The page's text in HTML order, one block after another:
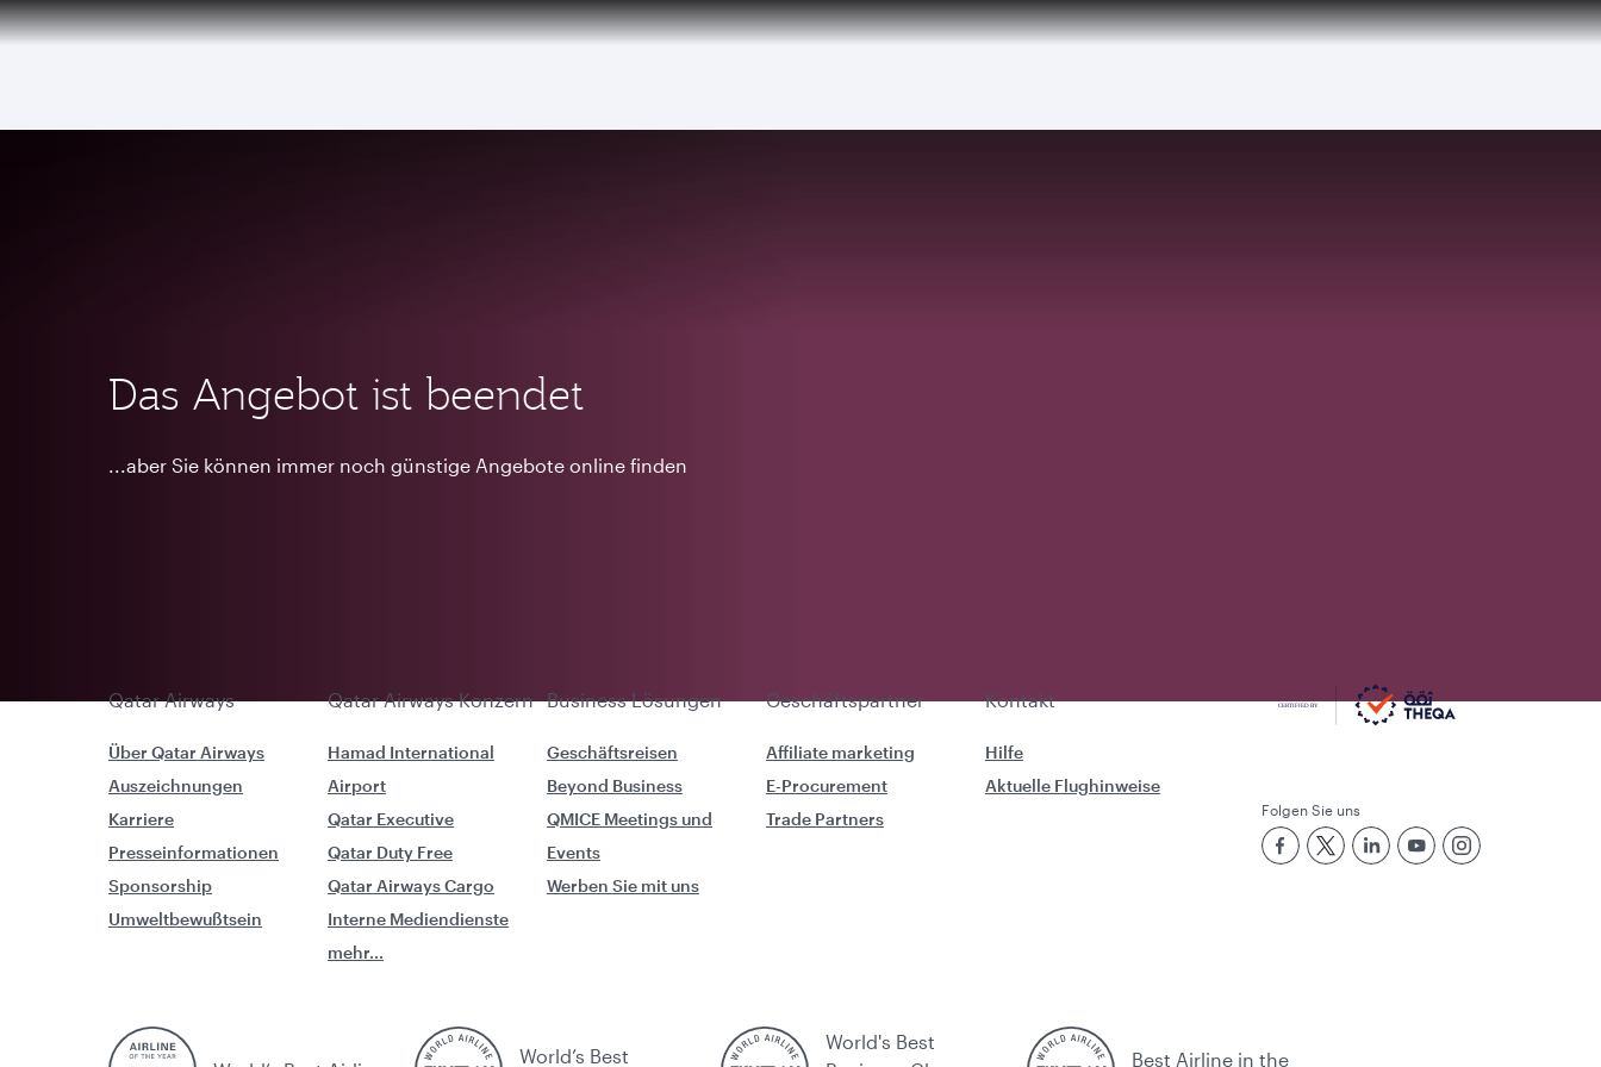
6 August 2026: Qatar Airways flight resumption to Bahrain (BAH), Erbil (EBL), and Kuwait (KWI)
Das Angebot ist beendet
...aber Sie können immer noch günstige Angebote online finden
Qatar Airways Qatar Airways Konzern Business Lösungen Geschäftspartner Kontakt
Über Qatar Airways
Auszeichnungen
Karriere
Presseinformationen
Sponsorship
Umweltbewußtsein
Hamad International
Airport
Qatar Executive
Qatar Duty Free
Qatar Airways Cargo
Interne Mediendienste
mehr...
Geschäftsreisen
Beyond Business
QMICE Meetings und
Events
Werben Sie mit uns
Affiliate marketing
E-Procurement
Trade Partners
Hilfe
Aktuelle Flughinweise
Folgen Sie uns
World’s Best
World's Best
Best Airline in the